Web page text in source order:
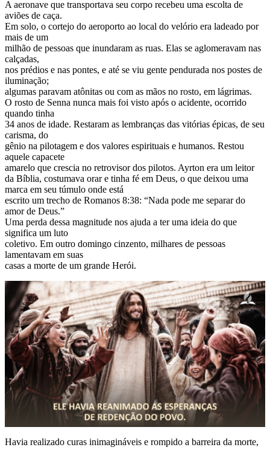
A aeronave que transportava seu corpo recebeu uma escolta de
aviões de caça.
Em solo, o cortejo do aeroporto ao local do velório era ladeado por
mais de um
milhão de pessoas que inundaram as ruas. Elas se aglomeravam nas
calçadas,
nos prédios e nas pontes, e até se viu gente pendurada nos postes de
iluminação;
algumas paravam atônitas ou com as mãos no rosto, em lágrimas.
O rosto de Senna nunca mais foi visto após o acidente, ocorrido
quando tinha
34 anos de idade. Restaram as lembranças das vitórias épicas, de seu
carisma, do
gênio na pilotagem e dos valores espirituais e humanos. Restou
aquele capacete
amarelo que crescia no retrovisor dos pilotos. Ayrton era um leitor
da Bíblia, costumava orar e tinha fé em Deus, o que deixou uma
marca em seu túmulo onde está
escrito um trecho de Romanos 8:38: “Nada pode me separar do
amor de Deus.”
Uma perda dessa magnitude nos ajuda a ter uma ideia do que
significa um luto
coletivo. Em outro domingo cinzento, milhares de pessoas
lamentavam em suas
casas a morte de um grande Herói.
Havia realizado curas inimagináveis e rompido a barreira da morte,